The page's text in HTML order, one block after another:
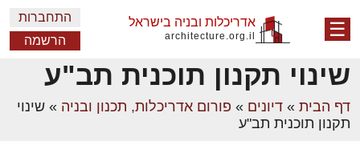
☰ אדריכלות ובניה בישראל
architecture.org.il
התחברות
הרשמה
שינוי תקנון תוכנית תב"ע
דף הבית » דיונים » פורום אדריכלות, תכנון ובניה » שינוי
תקנון תוכנית תב"ע